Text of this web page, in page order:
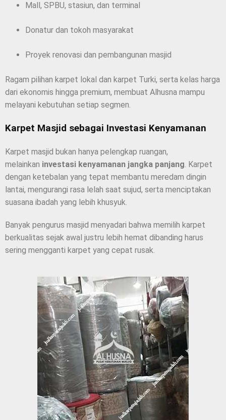
Mall, SPBU, stasiun, dan terminal
Donatur dan tokoh masyarakat
Proyek renovasi dan pembangunan masjid
Ragam pilihan karpet lokal dan karpet Turki, serta kelas harga
dari ekonomis hingga premium, membuat Alhusna mampu
melayani kebutuhan setiap segmen.
Karpet Masjid sebagai Investasi Kenyamanan
Karpet masjid bukan hanya pelengkap ruangan,
melainkan investasi kenyamanan jangka panjang. Karpet
dengan ketebalan yang tepat membantu meredam dingin
lantai, mengurangi rasa lelah saat sujud, serta menciptakan
suasana ibadah yang lebih khusyuk.
Banyak pengurus masjid menyadari bahwa memilih karpet
berkualitas sejak awal justru lebih hemat dibanding harus
sering mengganti karpet yang cepat rusak.